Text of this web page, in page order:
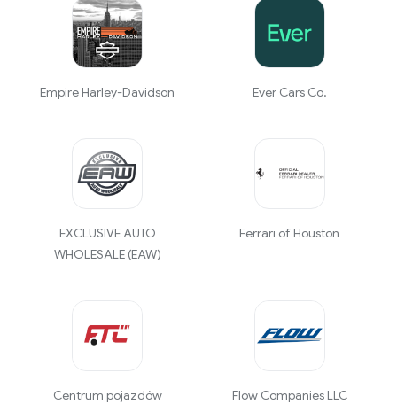
Empire Harley-Davidson Ever Cars Co.
EXCLUSIVE AUTO
WHOLESALE (EAW)
Ferrari of Houston
Centrum pojazdów
Flow Companies LLC